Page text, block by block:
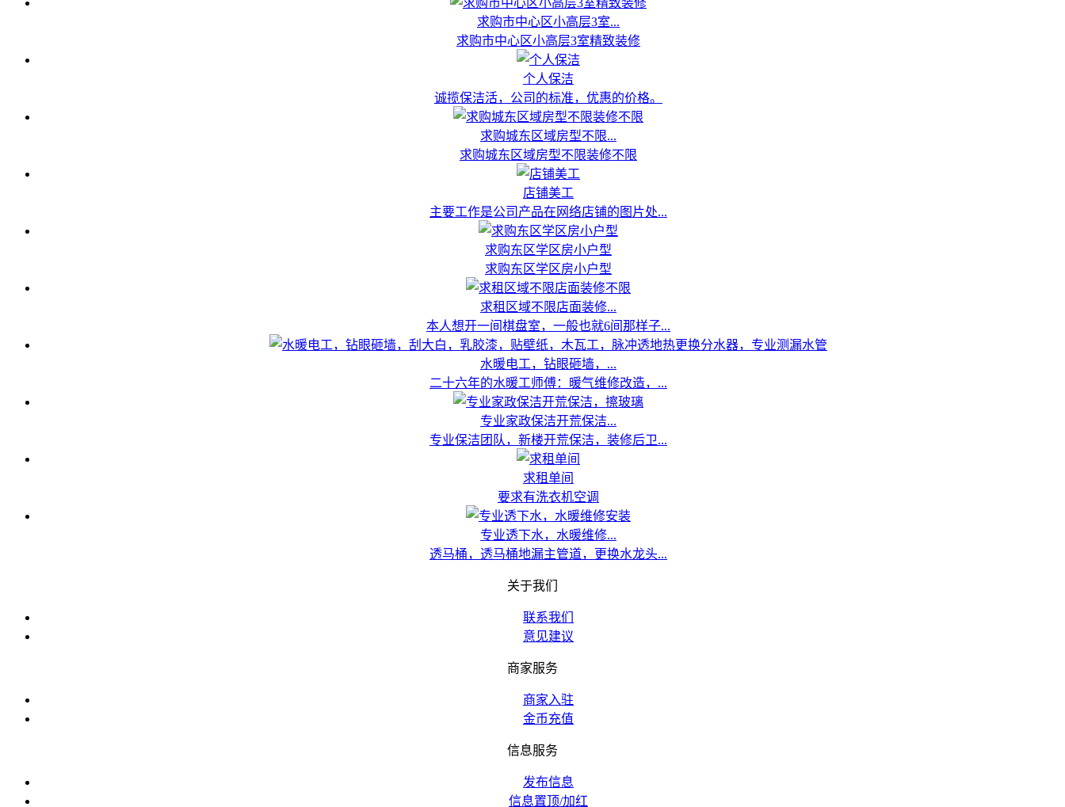
求购市中心区小高层3室...
求购市中心区小高层3室精致装修
个人保洁
诚揽保洁活，公司的标准，优惠的价格。
求购城东区域房型不限...
求购城东区域房型不限装修不限
店铺美工
主要工作是公司产品在网络店铺的图片处...
求购东区学区房小户型
求购东区学区房小户型
求租区域不限店面装修...
本人想开一间棋盘室，一般也就6间那样子...
水暖电工，钻眼砸墙，...
二十六年的水暖工师傅：暖气维修改造，...
专业家政保洁开荒保洁...
专业保洁团队，新楼开荒保洁，装修后卫...
求租单间
要求有洗衣机空调
专业透下水，水暖维修...
透马桶，透马桶地漏主管道，更换水龙头...
关于我们
联系我们
意见建议
商家服务
商家入驻
金币充值
信息服务
发布信息
信息置顶/加红